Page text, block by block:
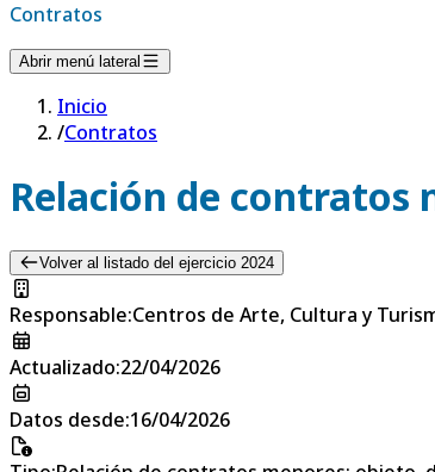
Contratos
Abrir menú lateral
Inicio
/Contratos
Relación de contratos
Volver al listado del ejercicio 2024
Responsable:Centros de Arte, Cultura y
Actualizado:22/04/2026
Datos desde:16/04/2026